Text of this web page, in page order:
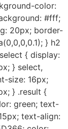
color:
#fff;
20px; border-
} h2
{ display:
} select,
size: 16px;
} .result {
green; text-
text-align: